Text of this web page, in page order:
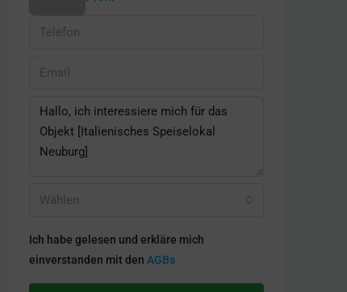
Wählen
Ich habe gelesen und erkläre mich
einverstanden mit den AGBs